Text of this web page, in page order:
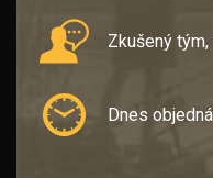
Zkušený
Dnes